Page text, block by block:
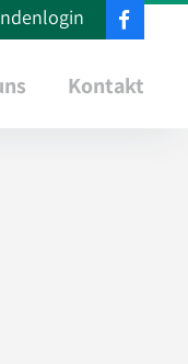
Kontakt